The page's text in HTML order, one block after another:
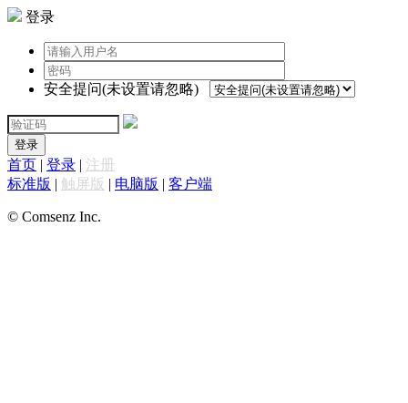
登录
安全提问(未设置请忽略)
登录
首页 | 登录 | 注册
标准版 | 触屏版 | 电脑版 | 客户端
© Comsenz Inc.